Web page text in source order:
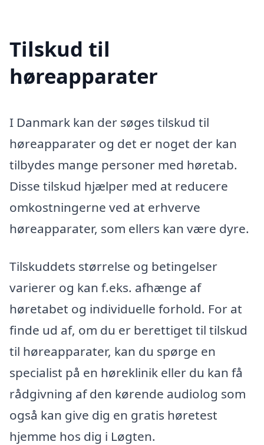
Tilskud til
høreapparater
I Danmark kan der søges tilskud til
høreapparater og det er noget der kan
tilbydes mange personer med høretab.
Disse tilskud hjælper med at reducere
omkostningerne ved at erhverve
høreapparater, som ellers kan være dyre.
Tilskuddets størrelse og betingelser
varierer og kan f.eks. afhænge af
høretabet og individuelle forhold. For at
finde ud af, om du er berettiget til tilskud
til høreapparater, kan du spørge en
specialist på en høreklinik eller du kan få
rådgivning af den kørende audiolog som
også kan give dig en gratis høretest
hjemme hos dig i Løgten.